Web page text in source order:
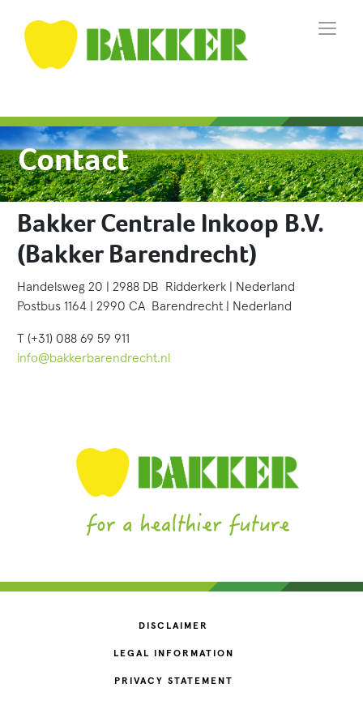
Contact
Bakker Centrale Inkoop B.V.
(Bakker Barendrecht)
Handelsweg 20 | 2988 DB Ridderkerk | Nederland
Postbus 1164 | 2990 CA Barendrecht | Nederland
T (+31) 088 69 59 911
info@bakkerbarendrecht.nl
DISCLAIMER
LEGAL INFORMATION
PRIVACY STATEMENT